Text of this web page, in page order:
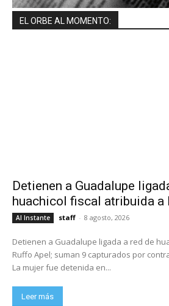
EL ORBE AL MOMENTO:
Detienen a Guadalupe
huachicol fiscal atribuida a
Al Instante staff - 8 agosto, 2026
Detienen a Guadalupe ligada a red de
Ruffo Apel; suman 9 capturados por
La mujer fue detenida en...
Leer más